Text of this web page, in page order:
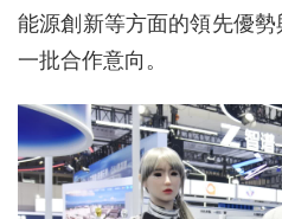
能源創新等方面的領先優
一批合作意向。